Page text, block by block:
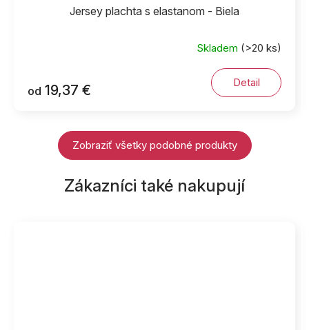
Jersey plachta s elastanom - Biela
Skladem (>20 ks)
od 19,37 € Detail
Zobraziť všetky podobné produkty
Zákazníci také nakupují